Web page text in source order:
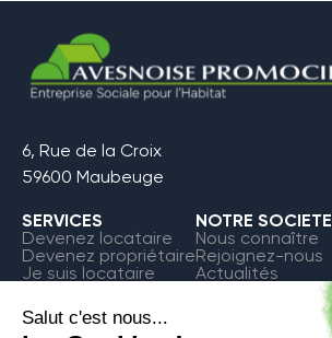
6, Rue de la Croix
59600 Maubeuge
SERVICES
Devenez locataire
Devenez propriétaire
Je suis locataire
NOTRE SOCIETE
Nous connaître
Rejoignez-nous
Actualités